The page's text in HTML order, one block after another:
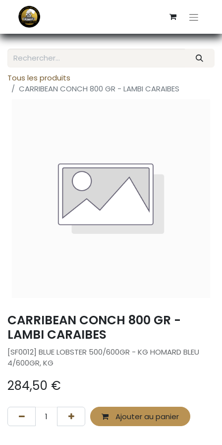
Tous les produits
CARRIBEAN CONCH 800 GR - LAMBI CARAIBES
CARRIBEAN CONCH 800 GR -
LAMBI CARAIBES
[SF0012] BLUE LOBSTER 500/600GR - KG HOMARD BLEU
4/600GR, KG
284,50 €
Ajouter au panier